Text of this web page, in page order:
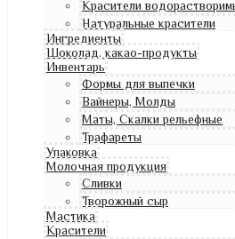
Красители
Натуральные красители
Ингредиенты
Шоколад, какао-продукты
Инвентарь
Формы для выпечки
Вайнеры, Молды
Маты, Скалки рельефные
Трафареты
Упаковка
Молочная продукция
Сливки
Творожный сыр
Мастика
Красители